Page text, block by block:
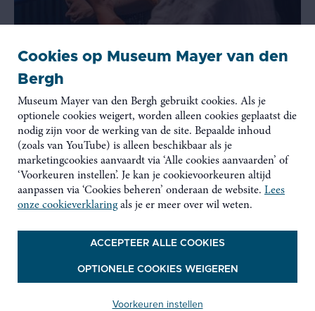
Cookies op Museum Mayer van den
Bergh
Museum Mayer van den Bergh gebruikt cookies. Als je
optionele cookies weigert, worden alleen cookies geplaatst die
nodig zijn voor de werking van de site. Bepaalde inhoud
(zoals van YouTube) is alleen beschikbaar als je
marketingcookies aanvaardt via ‘Alle cookies aanvaarden’ of
‘Voorkeuren instellen’. Je kan je cookievoorkeuren altijd
aanpassen via ‘Cookies beheren’ onderaan de website. Lees
onze cookieverklaringals je er meer over wil weten.
ACCEPTEER ALLE COOKIES
OPTIONELE COOKIES WEIGEREN
Voorkeuren instellen
SPEURTOCHT
Schatten van Vlieg: jij bent mijn lieveling!
Ben jij ook een echte kunstenaar? In elke kamer is er wel iets
te doen: een familieportret maken, een kunstwerk inkleuren,
een dier tekenen... En vergeet niet om in elke kamer je
lievelingswerk te kiezen. Op het einde krijg je een leuke
verrassing!
Restauratie 'Twaalf